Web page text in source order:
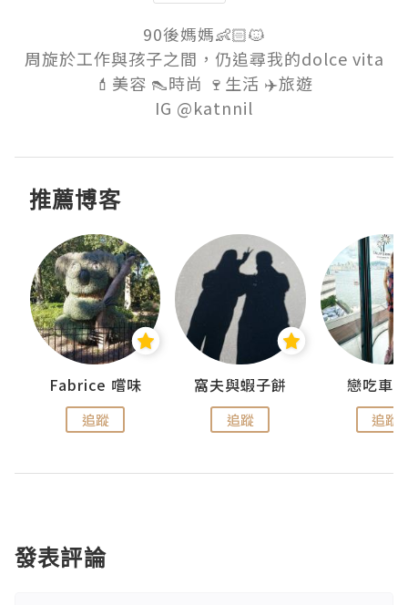
90後媽媽👶🏻🐱
周旋於工作與孩子之間，仍追尋我的dolce vita
💄美容 👠時尚 🍷生活 ✈️旅遊
推薦博客
Fabrice 嚐味
追蹤
窩夫與蝦子餅
追蹤
戀吃車
追蹤
發表評論